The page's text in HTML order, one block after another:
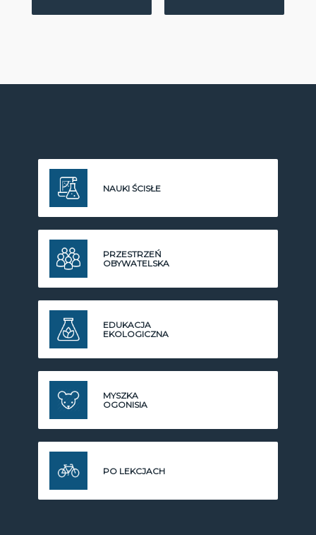
NAUKI ŚCISŁE
PRZESTRZEŃ
OBYWATELSKA
EDUKACJA
EKOLOGICZNA
MYSZKA
OGONISIA
PO LEKCJACH